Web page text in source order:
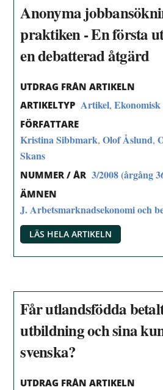
Anonyma
praktiken - En första
en debatterad åtgärd
UTDRAG FRÅN ARTIKELN
ARTIKELTYP Artikel,
FÖRFATTARE
Kristina Sibbmark,Olof Åslund,
Skans
NUMMER / ÅR 3/2008 (årgång
ÄMNEN
J. Arbetsmarknadsekonomi och
LÄS HELA ARTIKELN
Får utlandsfödda
utbildning och sina
svenska?
UTDRAG FRÅN ARTIKELN